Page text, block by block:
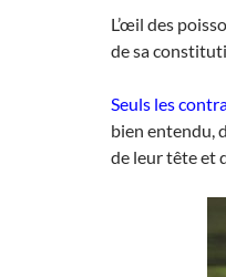
L’œil des
de sa
Seuls les
bien entendu,
de leur tête et